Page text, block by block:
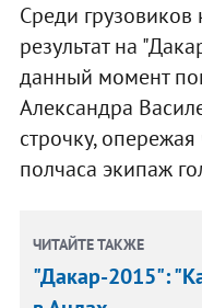
Среди
результат на
данный момент
Александра
строчку,
полчаса экипаж
ЧИТАЙТЕ ТАКЖЕ
"Дакар-2015":